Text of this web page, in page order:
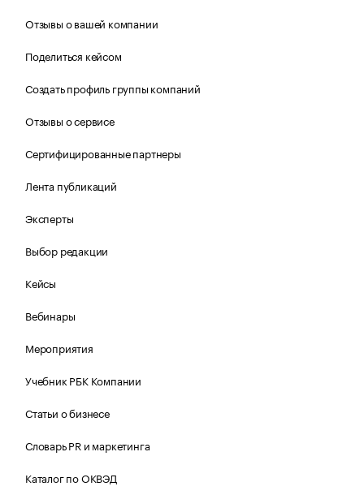
Отзывы о вашей компании
Поделиться кейсом
Создать профиль группы компаний
Отзывы о сервисе
Сертифицированные партнеры
Лента публикаций
Эксперты
Выбор редакции
Кейсы
Вебинары
Мероприятия
Учебник РБК Компании
Статьи о бизнесе
Словарь PR и маркетинга
Каталог по ОКВЭД